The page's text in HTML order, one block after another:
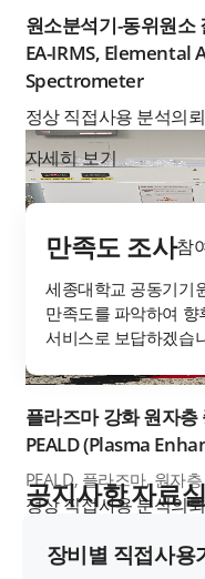
원소분석기-동위원소
EA-IRMS, Elemental
Spectrometer
정상직접사용 분석의뢰
플라즈마 강화 원자층
PEALD (Plasma
PEALD, 플라즈마, 원자층
정상직접사용분석의뢰
자세히 보기
만족도 조사참
세종대학교 공동기기
만족도를 파악하여 향
서비스로 보답하겠습
공지사항자료실
장비별 직접사
4.마이페이지-결
-미납건이 여러건일
5. 종사업자번호
아니며, 없으면 사업
경우 입력 후 공동기
위의 사항